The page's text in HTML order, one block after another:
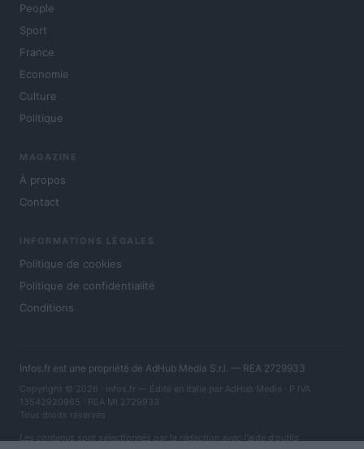
People
Sport
France
Economie
Culture
Politique
MAGAZINE
À propos
Contact
INFORMATIONS LÉGALES
Politique de cookies
Politique de confidentialité
Conditions
Infos.fr est une propriété de AdHub Media S.r.l. — REA 2729933
Copyright © 2026 · Infos.fr — Édité en Italie par AdHub Media · P.IVA
13542920965 · REA MI 2729933
Tous droits réservés
Les contenus sont sélectionnés par la rédaction avec l'aide d'outils